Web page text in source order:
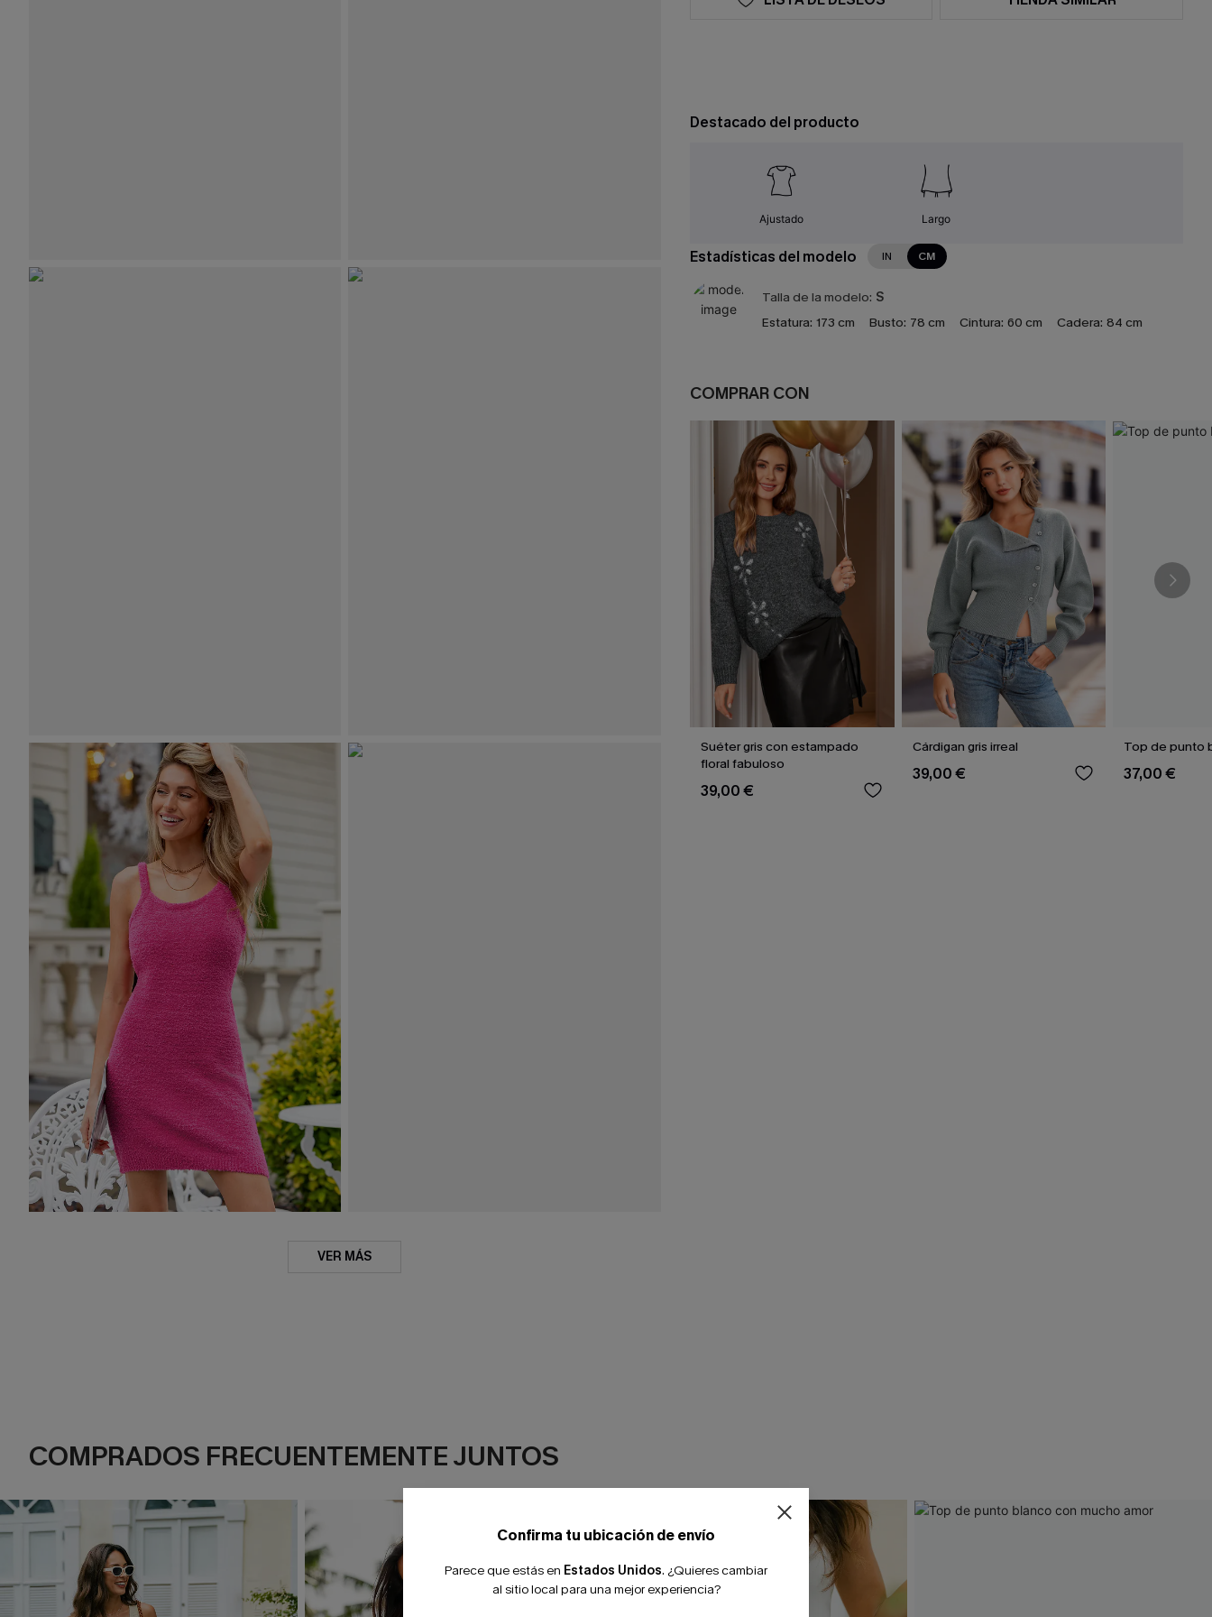
VER MÁS
Destacado del producto
Ajustado Largo
Estadísticas del modelo IN CM
Talla de la modelo: S
Estatura: 173 cm Busto: 78 cm Cintura: 60 cm Cadera: 84 cm
COMPRAR CON
Suéter gris con estampado
floral fabuloso
39,00 €
Cárdigan gris irreal
39,00 €
Top de punto
37,00 €
COMPRADOS FRECUENTEMENTE JUNTOS
Confirma tu ubicación de envío
Parece que estás en Estados Unidos. ¿Quieres cambiar
al sitio local para una mejor experiencia?
-10% extra sin compra mínima